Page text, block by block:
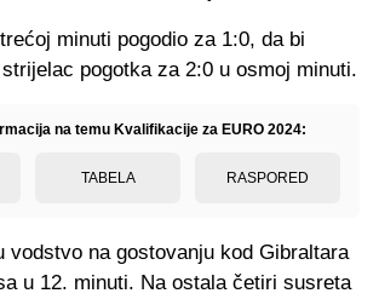
minuti pogodio za 1:0, da bi
pogotka za 2:0 u osmoj minuti.
na temu Kvalifikacije za EURO 2024:
TABELA RASPORED
vodstvo na gostovanju kod Gibraltara
u 12. minuti. Na ostala četiri susreta